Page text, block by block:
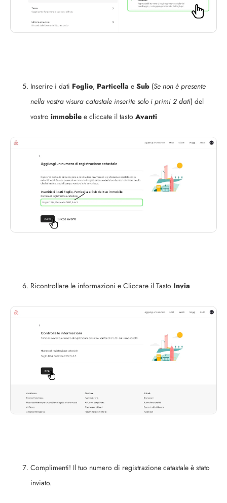
Inserire i dati Foglio, Particella e Sub (Se non è presente
nella vostra visura catastale inserite solo i primi 2 dati) del
vostro immobile e cliccate il tasto Avanti
Ricontrollare le informazioni e Cliccare il Tasto Invia
Complimenti! Il tuo numero di registrazione catastale è stato
inviato.